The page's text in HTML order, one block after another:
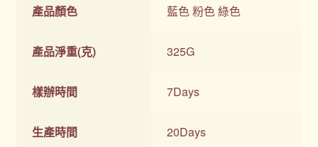
產品顏色 藍色 粉色 綠色
產品淨重(克) 325G
樣辦時間 7Days
生產時間 20Days